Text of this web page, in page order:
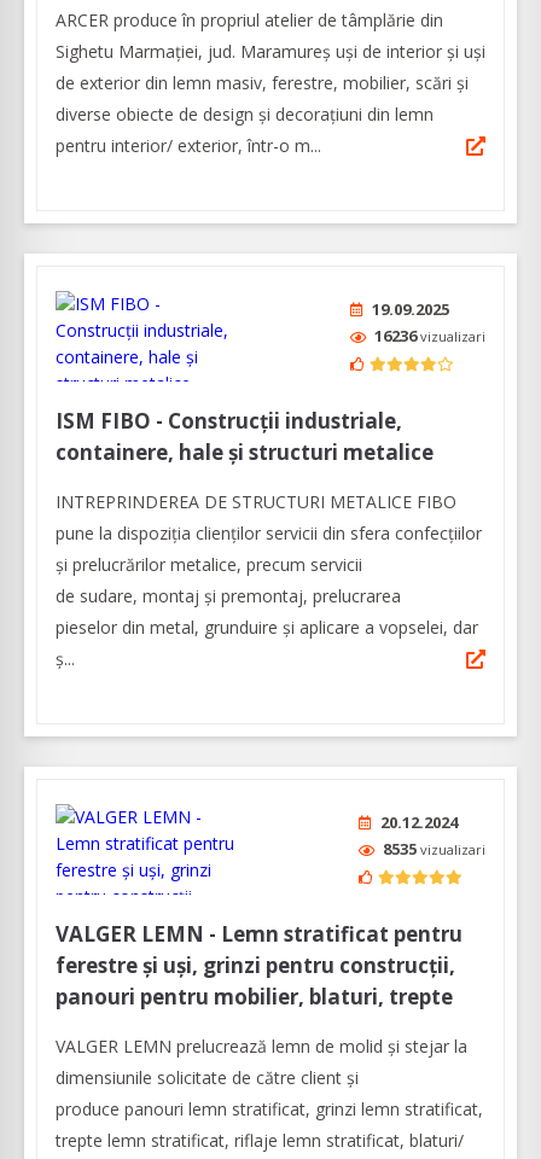
ARCER produce în propriul atelier de tâmplărie din
Sighetu Marmației, jud. Maramureș uși de interior și uși
de exterior din lemn masiv, ferestre, mobilier, scări și
diverse obiecte de design și decorațiuni din lemn
pentru interior/ exterior, într-o m...
19.09.2025
16236vizualizari
ISM FIBO - Construcții industriale,
containere, hale și structuri metalice
INTREPRINDEREA DE STRUCTURI METALICE FIBO
pune la dispoziția clienților servicii din sfera confecțiilor
și prelucrărilor metalice, precum servicii
de sudare, montaj și premontaj, prelucrarea
pieselor din metal, grunduire și aplicare a vopselei, dar
ș...
20.12.2024
8535 vizualizari
VALGER LEMN - Lemn stratificat pentru
ferestre și uși, grinzi pentru construcții,
panouri pentru mobilier, blaturi, trepte
VALGER LEMN prelucrează lemn de molid și stejar la
dimensiunile solicitate de către client și
produce panouri lemn stratificat, grinzi lemn stratificat,
trepte lemn stratificat, riflaje lemn stratificat, blaturi/